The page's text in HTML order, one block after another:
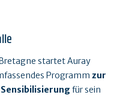
startet Auray
Programm zur
für sein